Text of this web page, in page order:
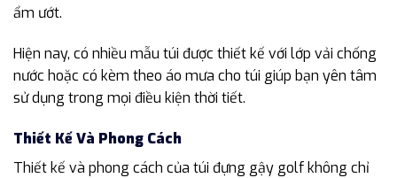
ẩm ướt.
Hiện nay, có nhiều mẫu túi được thiết kế với lớp vải chống
nước hoặc có kèm theo áo mưa cho túi giúp bạn yên tâm
sử dụng trong mọi điều kiện thời tiết.
Thiết Kế Và Phong Cách
Thiết kế và phong cách của túi đựng gậy golf không chỉ